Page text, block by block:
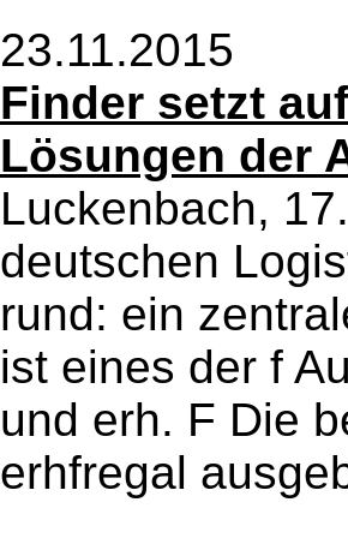
23.11.2015
Finder setzt
Lösungen der
Luckenbach,
deutschen
rund: ein
ist eines der f
und erh. F Die
erhfregal